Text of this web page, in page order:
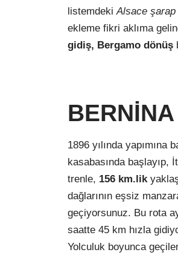
listemdekiAlsace şarap
ekleme fikri aklıma
gidiş, Bergamo dönüş
1896 yılında
kasabasında başlayıp,
trenle, 156 km.lik
dağlarının eşsiz
geçiyorsunuz. Bu rota
saatte 45 km hızla
Yolculuk boyunca